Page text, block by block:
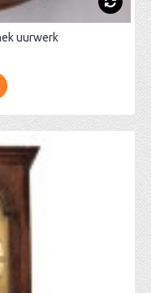
uurwerk